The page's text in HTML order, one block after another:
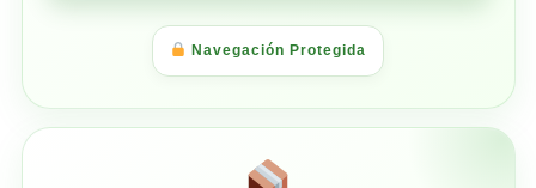
Navegación Protegida